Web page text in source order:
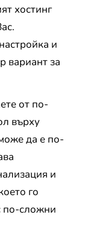
хостинг
и
вариант за
от по-
върху
да е по-
и
го
по-сложни